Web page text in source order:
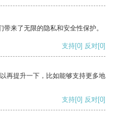
来了无限的隐私和安全性保护。
支持[0] 反对[0]
再提升一下，比如能够支持更多地
支持[0] 反对[0]